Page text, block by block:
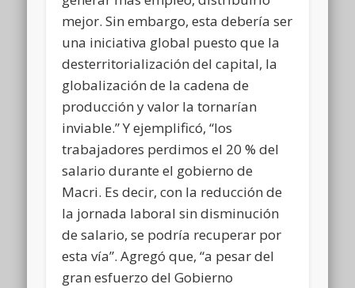
mejor. Sin embargo, esta debería ser
una iniciativa global puesto que la
desterritorialización del capital, la
globalización de la cadena de
producción y valor la tornarían
inviable.” Y ejemplificó, “los
trabajadores perdimos el 20 % del
salario durante el gobierno de
Macri. Es decir, con la reducción de
la jornada laboral sin disminución
de salario, se podría recuperar por
esta vía”. Agregó que, “a pesar del
gran esfuerzo del Gobierno